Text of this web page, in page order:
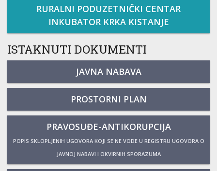
RURALNI PODUZETNIČKI CENTAR
INKUBATOR KRKA KISTANJE
ISTAKNUTI DOKUMENTI
JAVNA NABAVA
PROSTORNI PLAN
PRAVOSUĐE-ANTIKORUPCIJA
POPIS SKLOPLJENIH UGOVORA KOJI SE NE VODE U REGISTRU UGOVORA O
JAVNOJ NABAVI I OKVIRNIH SPORAZUMA